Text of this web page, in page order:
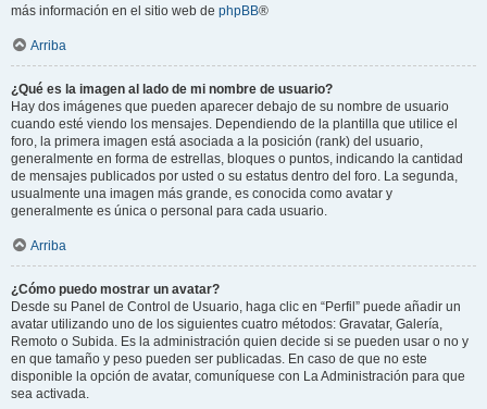
más información en el sitio web de phpBB®
Arriba
¿Qué es la imagen al lado de mi nombre de usuario?
Hay dos imágenes que pueden aparecer debajo de su nombre de usuario
cuando esté viendo los mensajes. Dependiendo de la plantilla que utilice el
foro, la primera imagen está asociada a la posición (rank) del usuario,
generalmente en forma de estrellas, bloques o puntos, indicando la cantidad
de mensajes publicados por usted o su estatus dentro del foro. La segunda,
usualmente una imagen más grande, es conocida como avatar y
generalmente es única o personal para cada usuario.
Arriba
¿Cómo puedo mostrar un avatar?
Desde su Panel de Control de Usuario, haga clic en “Perfil” puede añadir un
avatar utilizando uno de los siguientes cuatro métodos: Gravatar, Galería,
Remoto o Subida. Es la administración quien decide si se pueden usar o no y
en que tamaño y peso pueden ser publicadas. En caso de que no este
disponible la opción de avatar, comuníquese con La Administración para que
sea activada.